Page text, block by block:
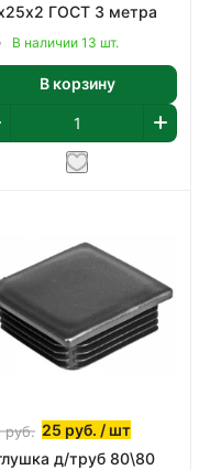
ГОСТ 3 метра
В наличии 13 шт.
В корзину
руб. 25 руб. / шт
д/труб 80\80